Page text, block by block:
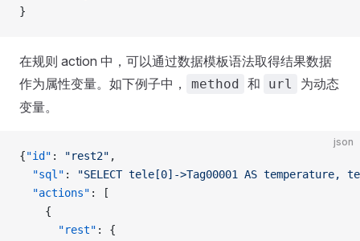
}
在规则 action 中，可以通过数据模板语法取得结果数据
作为属性变量。如下例子中，
method 和 url
为动态
变量。
json
{"id" : "rest2" ,
  "sql"
:
"SELECT tele[0]->Tag00001 AS temperature,
  "actions"
: [
    {
      "rest"
: {